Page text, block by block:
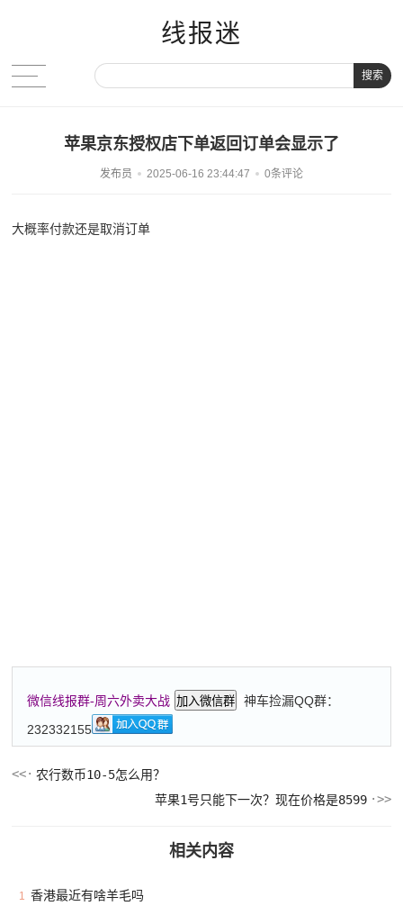
线报迷
搜索
苹果京东授权店下单返回订单会显示了
发布员 2025-06-16 23:44:47 0条评论
大概率付款还是取消订单
微信线报群-周六外卖大战 加入微信群
神车捡漏QQ群：
232332155
农行数币10-5怎么用？
苹果1号只能下一次？现在价格是8599
相关内容
1 香港最近有啥羊毛吗